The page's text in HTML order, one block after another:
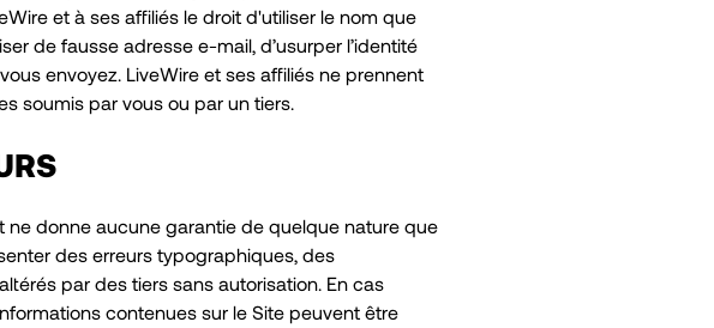
et à ses affiliés le droit d'utiliser le nom que
de fausse adresse e-mail, d’usurper l’identité
envoyez. LiveWire et ses affiliés ne prennent
soumis par vous ou par un tiers.
ne donne aucune garantie de quelque nature que
des erreurs typographiques, des
par des tiers sans autorisation. En cas
contenues sur le Site peuvent être